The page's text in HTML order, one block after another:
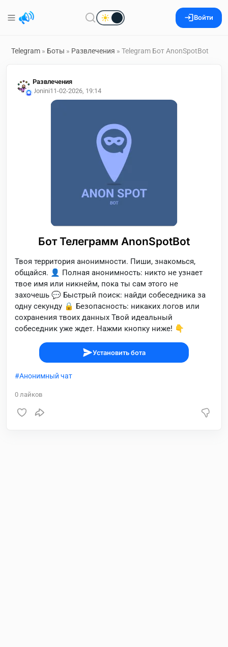
Войти
Telegram » Боты » Развлечения » Telegram Бот AnonSpotBot
Развлечения
Jonini11-02-2026, 19:14
Бот Телеграмм AnonSpotBot
Твоя территория анонимности. Пиши, знакомься,
общайся. 👤 Полная анонимность: никто не узнает
твое имя или никнейм, пока ты сам этого не
захочешь 💬 Быстрый поиск: найди собеседника за
одну секунду 🔒 Безопасность: никаких логов или
сохранения твоих данных Твой идеальный
собеседник уже ждет. Нажми кнопку ниже! 👇
Установить бота
Анонимный чат
0 лайков